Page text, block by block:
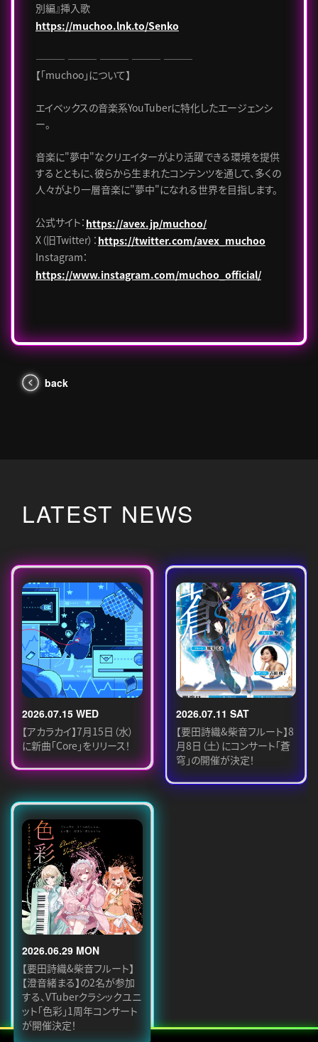
別編』挿入歌
https://muchoo.lnk.to/Senko
――― ――― ――― ――― ―――
【「muchoo」について】
エイベックスの音楽系YouTuberに特化したエージェンシ
ー。
音楽に"夢中"なクリエイターがより活躍できる環境を提供
するとともに、彼らから生まれたコンテンツを通して、多くの
人々がより一層音楽に"夢中"になれる世界を目指します。
公式サイト： https://avex.jp/muchoo/
X（旧Twitter）： https://twitter.com/avex_muchoo
Instagram：
https://www.instagram.com/muchoo_official/
back
LATEST NEWS
2026.07.15 WED
【アカラカイ】7月15日（水）
に新曲「Core」をリリース！
2026.07.11 SAT
【要田詩織&柴音フルート】8
月8日（土）にコンサート「蒼
穹」の開催が決定！
2026.06.29 MON
【要田詩織&柴音フルート】
【澄音緒まる】の2名が参加
する、VTuberクラシックユニ
ット「色彩」1周年コンサート
が開催決定！